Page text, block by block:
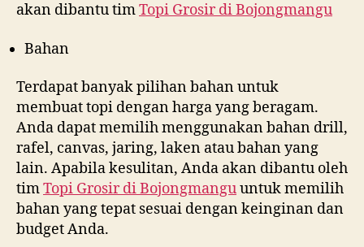
akan dibantu timTopi Grosir diBojongmangu
Bahan
Terdapat banyak pilihan bahan untuk
membuat topi dengan harga yang beragam.
Anda dapat memilih menggunakan bahan drill,
rafel, canvas, jaring, laken atau bahan yang
lain. Apabila kesulitan, Anda akan dibantu oleh
timTopi Grosir diBojongmanguuntuk memilih
bahan yang tepat sesuai dengan keinginan dan
budget Anda.